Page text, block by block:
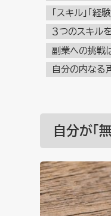
「スキル」「
３つのスキル
副業への挑戦
自分の内なる
自分が「